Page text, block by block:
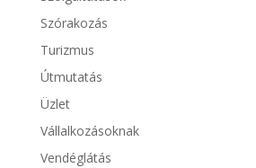
Szórakozás
Turizmus
Útmutatás
Üzlet
Vállalkozásoknak
Vendéglátás